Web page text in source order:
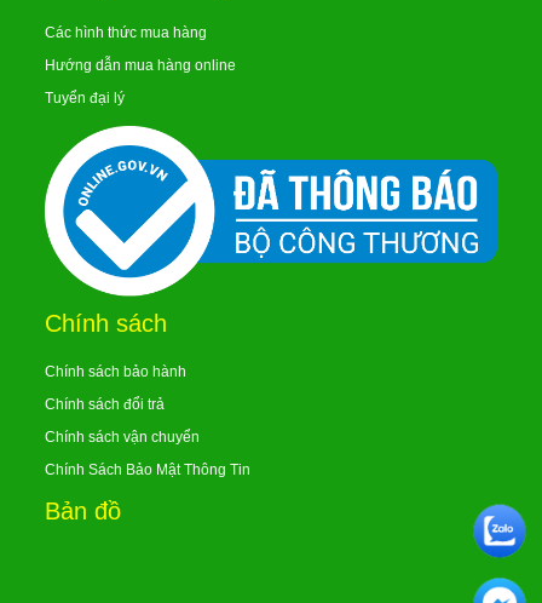
Các hình thức mua hàng
Hướng dẫn mua hàng online
Tuyển đại lý
Chính sách
Chính sách bảo hành
Chính sách đổi trả
Chính sách vận chuyển
Chính Sách Bảo Mật Thông Tin
Bản đồ